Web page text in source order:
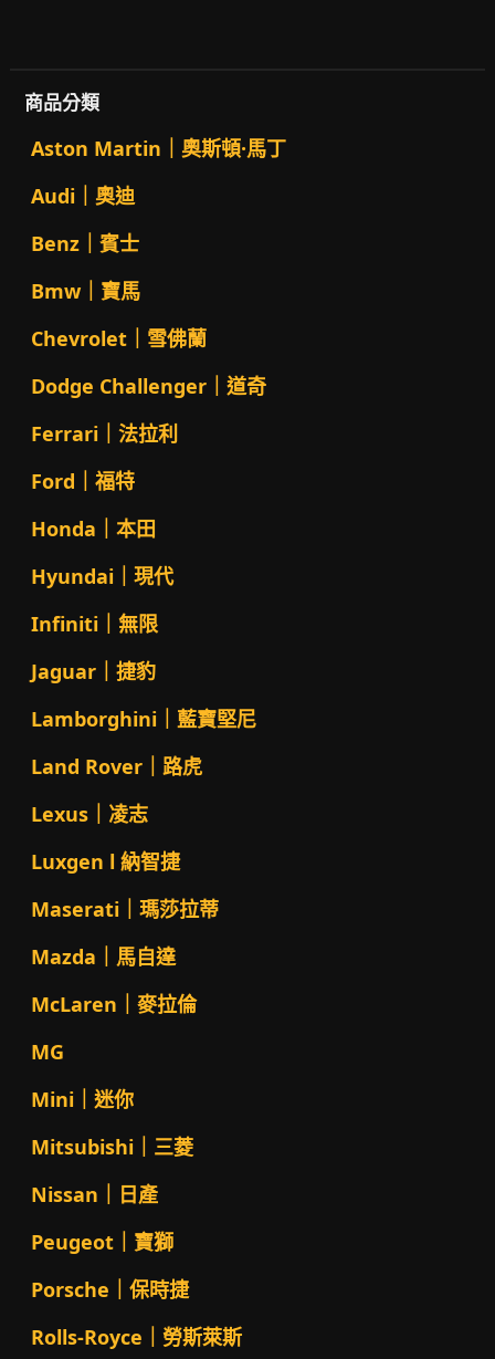
商品分類
Aston Martin｜奧斯頓·馬丁
Audi｜奧迪
Benz｜賓士
Bmw｜寶馬
Chevrolet｜雪佛蘭
Dodge Challenger｜道奇
Ferrari｜法拉利
Ford｜福特
Honda｜本田
Hyundai｜現代
Infiniti｜無限
Jaguar｜捷豹
Lamborghini｜藍寶堅尼
Land Rover｜路虎
Lexus｜凌志
Luxgen l 納智捷
Maserati｜瑪莎拉蒂
Mazda｜馬自達
McLaren｜麥拉倫
MG
Mini｜迷你
Mitsubishi｜三菱
Nissan｜日產
Peugeot｜寶獅
Porsche｜保時捷
Rolls-Royce｜勞斯萊斯